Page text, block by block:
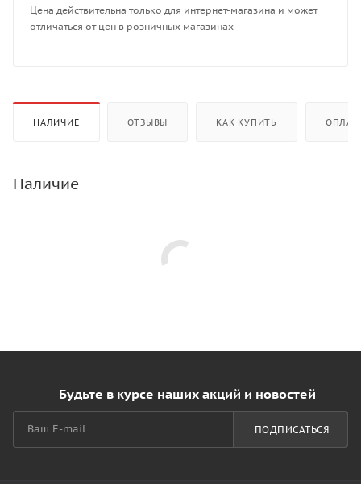
Цена действительна только для интернет-магазина и может
отличаться от цен в розничных магазинах
НАЛИЧИЕ ОТЗЫВЫ КАК КУПИТЬ
Наличие
Будьте в курсе наших акций и новостей
ПОДПИСАТЬСЯ